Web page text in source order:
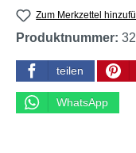
Zum Merkzettel
Produktnummer:
teilen
WhatsApp